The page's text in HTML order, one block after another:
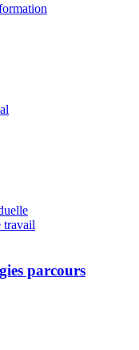
travail
parcours